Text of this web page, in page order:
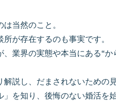
当然のこと。
が存在するのも事実です。
業界の実態や本当にある“
説し、だまされないための
を知り、後悔のない婚活を